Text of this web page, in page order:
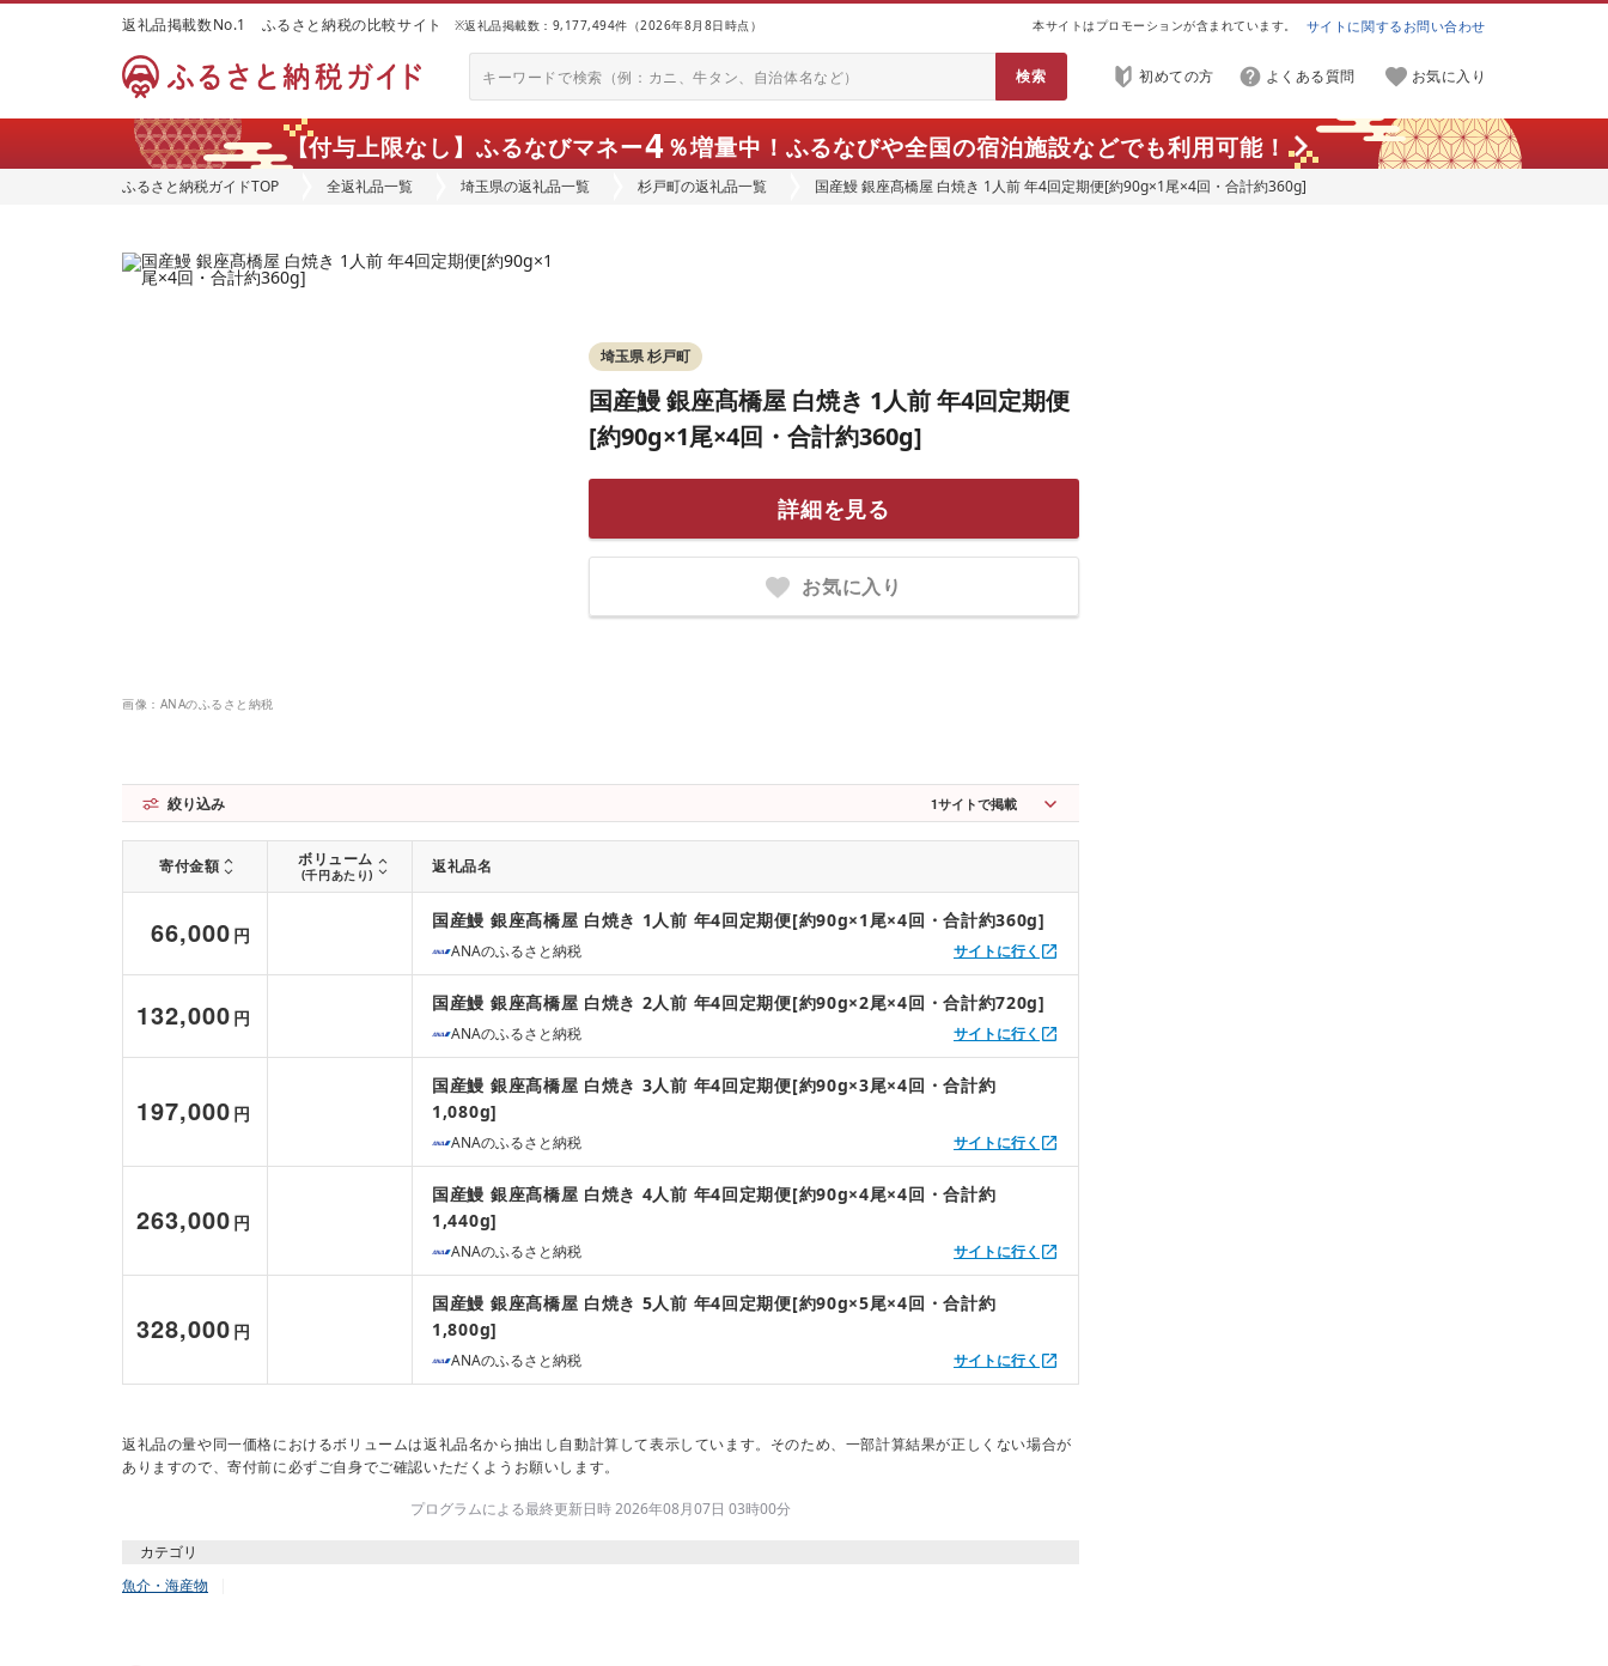
返礼品掲載数No.1 ふるさと納税の比較サイト ※返礼品掲載数：9,177,494件（2026年8月8日時点） 本サイトはプロモーションが含まれています。 サイトに関するお問い合わせ
初めての方 よくある質問 お気に入り
【付与上限なし】ふるなびマネー4％増量中！ ふるなびや全国の宿泊施設などでも利用可能！
ふるさと納税ガイドTOP 全返礼品一覧 埼玉県の返礼品一覧 杉戸町の返礼品一覧 国産鰻 銀座髙橋屋 白焼き 1人前 年4回定期便[約90g×1尾×4回・合計約360g]
画像：ANAのふるさと納税
埼玉県 杉戸町
国産鰻 銀座髙橋屋 白焼き 1人前 年4回定期便
[約90g×1尾×4回・合計約360g]
詳細を見る
お気に入り
絞り込み 1サイトで掲載
寄付金額 ボリューム
(千円あたり) 返礼品名
66,000 円
ANAのふるさと納税
国産鰻 銀座髙橋屋 白焼き 1人前 年4回定期便[約90g×1尾×4回・合計約360g]
サイトに行く
132,000 円
ANAのふるさと納税
国産鰻 銀座髙橋屋 白焼き 2人前 年4回定期便[約90g×2尾×4回・合計約720g]
サイトに行く
197,000 円
ANAのふるさと納税
国産鰻 銀座髙橋屋 白焼き 3人前 年4回定期便[約90g×3尾×4回・合計約
1,080g]
サイトに行く
263,000 円
ANAのふるさと納税
国産鰻 銀座髙橋屋 白焼き 4人前 年4回定期便[約90g×4尾×4回・合計約
1,440g]
サイトに行く
328,000 円
ANAのふるさと納税
国産鰻 銀座髙橋屋 白焼き 5人前 年4回定期便[約90g×5尾×4回・合計約
1,800g]
サイトに行く
返礼品の量や同一価格におけるボリュームは返礼品名から抽出し自動計算して表示しています。そのため、一部計算結果が正しくない場合が
ありますので、寄付前に必ずご自身でご確認いただくようお願いします。
プログラムによる最終更新日時 2026年08月07日 03時00分
カテゴリ
魚介・海産物